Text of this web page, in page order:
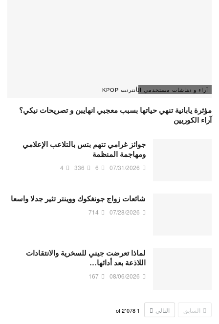
آراء و نقاشات مستخدمي الأنترنت KPOP
مؤثرة يابانية تنهي حياتها بسبب معجبي انهايبن و تصريحات نيكي؟
آراء الكوريين
جوائز غرامي تتهم بتس بالتلاعب الإعلامي
ومهاجمة المنظمة
07/31/2026
6
336
4
شائعات زواج جونغكوك ووينتر تثير جدلا واسعا
07/28/2026
714
لماذا تعرضت جيني للسخرية والانتقادات
اللاذعة بعد أدائها…
08/06/2026
167
السابق التالي 1 2٬078